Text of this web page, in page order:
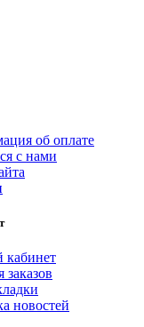
об оплате
с нами
заказов
новостей